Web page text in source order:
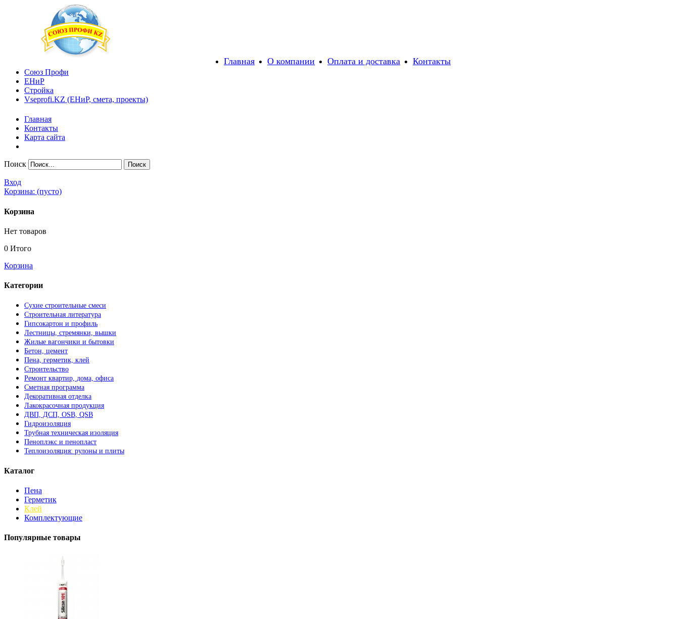
Главная О компании Оплата и доставка Контакты
Союз Профи
ЕНиР
Стройка
Vseprofi.KZ (ЕНиР, смета, проекты)
Главная
Контакты
Карта сайта
Поиск
Вход
Корзина: (пусто)
Корзина
Нет товаров
0 Итого
Корзина
Категории
Сухие строительные смеси
Строительная литература
Гипсокартон и профиль
Лестницы, стремянки, вышки
Жилые вагончики и бытовки
Бетон, цемент
Пена, герметик, клей
Строительство
Ремонт квартир, дома, офиса
Сметная программа
Декоративная отделка
Лакокрасочная продукция
ДВП, ДСП, OSB, QSB
Гидроизоляция
Трубная техническая изоляция
Пеноплэкс и пенопласт
Теплоизоляция: рулоны и плиты
Каталог
Пена
Герметик
Клей
Комплектующие
Популярные товары